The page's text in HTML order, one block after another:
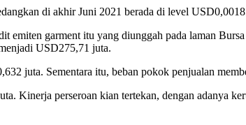
di akhir Juni 2021 berada di level
emiten garment itu yang diunggah pada laman
USD275,71 juta.
juta. Sementara itu, beban pokok penjualan
Kinerja perseroan kian tertekan, dengan adanya